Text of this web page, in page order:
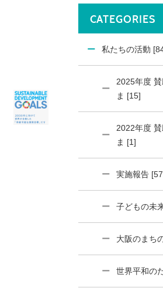
CATEGORIES
私たちの活動
2025年度
ま [15]
2022年度
ま [1]
実施報告
子どもの未
大阪のまち
世界平和の